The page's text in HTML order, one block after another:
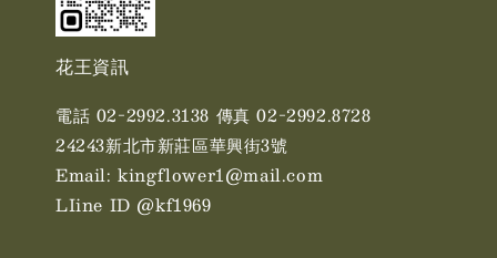
花王資訊
電話 02-2992.3138 傳真 02-2992.8728
24243新北市新莊區華興街3號
Email: kingflower1@mail.com
LIine ID @kf1969